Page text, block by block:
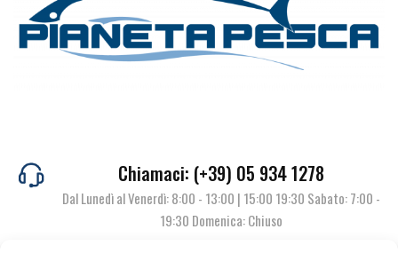
Chiamaci: (+39) 05 934 1278
Dal Lunedì al Venerdì: 8:00 - 13:00 | 15:00 19:30 Sabato: 7:00 -
19:30 Domenica: Chiuso